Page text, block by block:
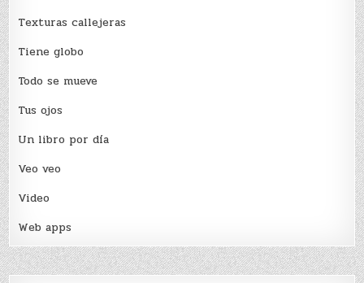
Texturas callejeras
Tiene globo
Todo se mueve
Tus ojos
Un libro por día
Veo veo
Video
Web apps